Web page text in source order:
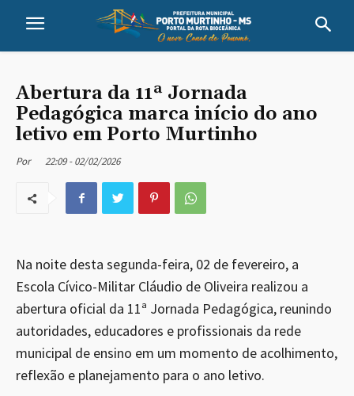
Abertura da 11ª Jornada
Pedagógica marca início do ano
letivo em Porto Murtinho
Por 22:09 - 02/02/2026
Na noite desta segunda-feira, 02 de fevereiro, a
Escola Cívico-Militar Cláudio de Oliveira realizou a
abertura oficial da 11ª Jornada Pedagógica, reunindo
autoridades, educadores e profissionais da rede
municipal de ensino em um momento de acolhimento,
reflexão e planejamento para o ano letivo.